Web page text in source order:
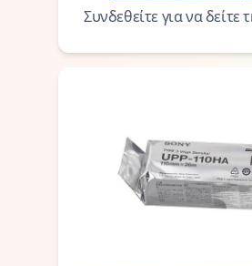
Συνδεθείτε για να δείτε